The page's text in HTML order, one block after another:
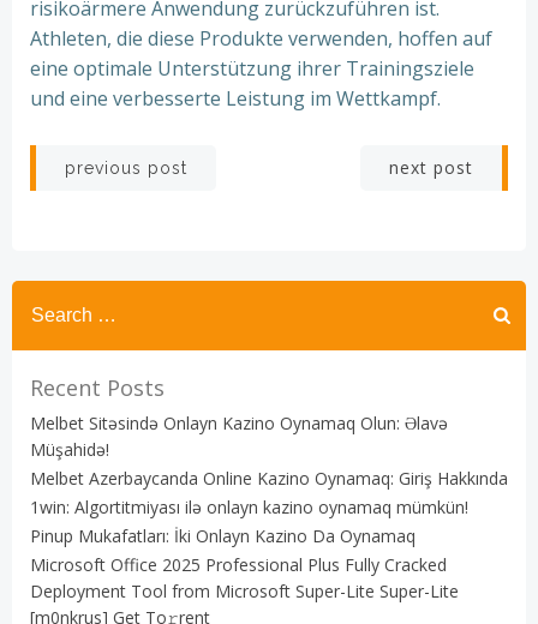
risikoärmere Anwendung zurückzuführen ist.
Athleten, die diese Produkte verwenden, hoffen auf
eine optimale Unterstützung ihrer Trainingsziele
und eine verbesserte Leistung im Wettkampf.
Post
previous post next post
Recent Posts
Melbet Sitəsində Onlayn Kazino Oynamaq Olun: Əlavə
Müşahidə!
Melbet Azerbaycanda Online Kazino Oynamaq: Giriş Hakkında
1win: Algortitmiyası ilə onlayn kazino oynamaq mümkün!
Pinup Mukafatları: İki Onlayn Kazino Da Oynamaq
Microsoft Office 2025 Professional Plus Fully Cracked
Deployment Tool from Microsoft Super-Lite Super-Lite
[m0nkrus] Get To𝚛rent